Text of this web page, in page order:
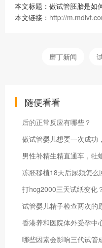
本文标题：做试管胚胎是如
本文链接： http://
磨丁新闻
随便看看
后的正常反应有哪些？
做试管婴儿想要一次成功
男性补精生精直通车，牡
冻胚移植18天后尿频怎么
打hcg2000三天试纸变化？
试管婴儿精子检查两次的
香港养和医院体外受孕中
哪些因素会影响三代试管